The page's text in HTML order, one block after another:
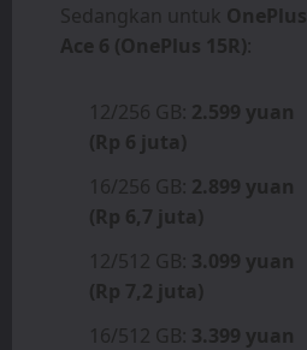
Sedangkan untuk OnePlus
Ace 6 (OnePlus 15R):
12/256 GB: 2.599 yuan
(Rp 6 juta)
16/256 GB: 2.899 yuan
(Rp 6,7 juta)
12/512 GB: 3.099 yuan
(Rp 7,2 juta)
16/512 GB: 3.399 yuan